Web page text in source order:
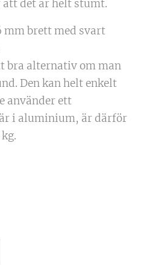
att det är helt stumt.
mm brett med svart
bra alternativ om man
Den kan helt enkelt
använder ett
i aluminium, är därför